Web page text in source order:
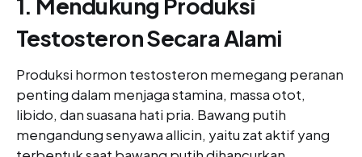
1. Mendukung Produksi
Testosteron Secara Alami
Produksi hormon testosteron memegang peranan
penting dalam menjaga stamina, massa otot,
libido, dan suasana hati pria. Bawang putih
mengandung senyawa allicin, yaitu zat aktif yang